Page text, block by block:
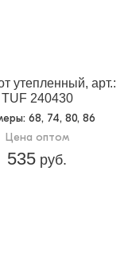
утепленный, арт.:
TUF 240430
: 68, 74, 80, 86
Цена оптом
535 руб.